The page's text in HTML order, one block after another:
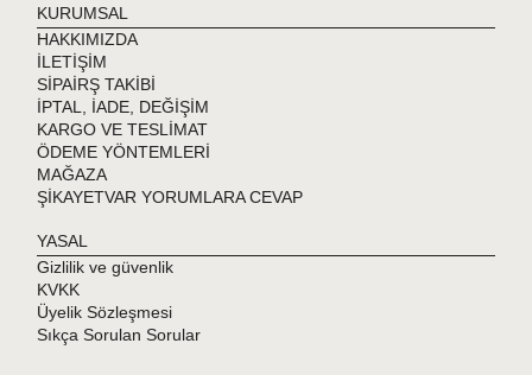
KURUMSAL
HAKKIMIZDA
İLETİŞİM
SİPAİRŞ TAKİBİ
İPTAL, İADE, DEĞİŞİM
KARGO VE TESLİMAT
ÖDEME YÖNTEMLERİ
MAĞAZA
ŞİKAYETVAR YORUMLARA CEVAP
YASAL
Gizlilik ve güvenlik
KVKK
Üyelik Sözleşmesi
Sıkça Sorulan Sorular